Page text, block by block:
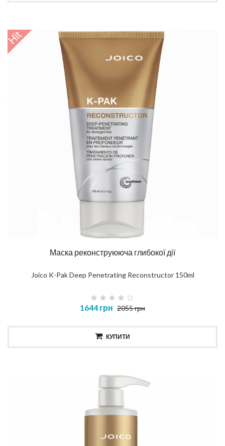
Маска реконструююча глибокої дії
Joico K-Pak Deep Penetrating Reconstructor 150ml
1644 грн 2055 грн
КУПИТИ